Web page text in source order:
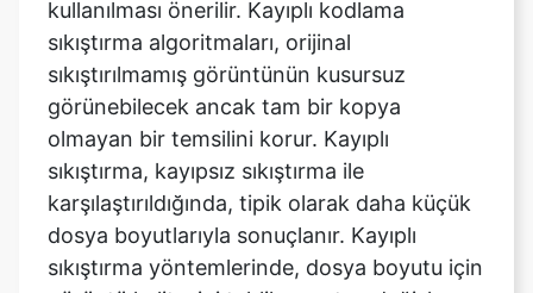
görünebilecek ancak tam bir kopya
olmayan bir temsilini korur. Kayıplı
sıkıştırma, kayıpsız sıkıştırma ile
karşılaştırıldığında, tipik olarak daha küçük
dosya boyutlarıyla sonuçlanır. Kayıplı
sıkıştırma yöntemlerinde, dosya boyutu için
görüntü kalitesini tehlikeye atan değişken
sıkıştırma yaygındır.